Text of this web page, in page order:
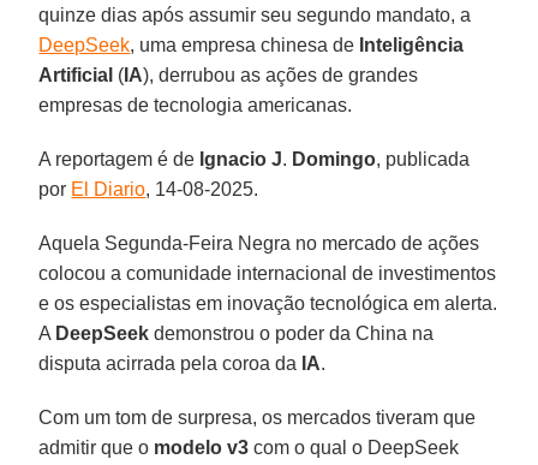
quinze dias após assumir seu segundo mandato, a
DeepSeek, uma empresa chinesa de Inteligência
Artificial ( IA), derrubou as ações de grandes
empresas de tecnologia americanas.
A reportagem é de Ignacio J. Domingo, publicada
por El Diario, 14-08-2025.
Aquela Segunda-Feira Negra no mercado de ações
colocou a comunidade internacional de investimentos
e os especialistas em inovação tecnológica em alerta.
A DeepSeek demonstrou o poder da China na
disputa acirrada pela coroa da IA.
Com um tom de surpresa, os mercados tiveram que
admitir que o modelo v3 com o qual o DeepSeek